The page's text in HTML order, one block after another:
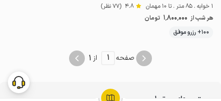
1 خوابه . 85 متر . تا 10 مهمان 4.8 (77 نظر)
هر شب از 1٬800٬000 تومان
100+ رزرو موفق
صفحه 1 از 1